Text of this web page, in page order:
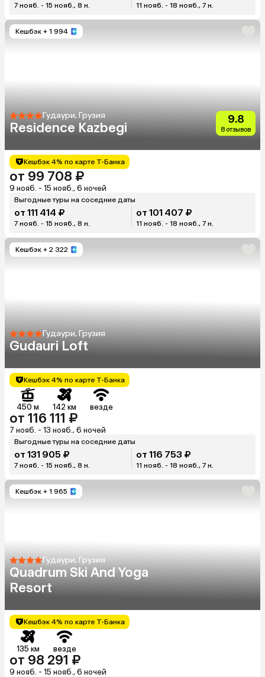
7 нояб. - 15 нояб., 8 н. 11 нояб. - 18 нояб., 7 н.
Кешбэк + 1 994
Гудаури, Грузия
Residence Kazbegi
9.8
8 отзывов
Кешбэк 4% по карте Т-Банка
от 99 708 ₽
9 нояб. - 15 нояб., 6 ночей
Выгодные туры на соседние даты
от 111 414 ₽
7 нояб. - 15 нояб., 8 н.
от 101 407 ₽
11 нояб. - 18 нояб., 7 н.
Кешбэк + 2 322
Гудаури, Грузия
Gudauri Loft
Кешбэк 4% по карте Т-Банка
450 м 142 км везде
от 116 111 ₽
7 нояб. - 13 нояб., 6 ночей
Выгодные туры на соседние даты
от 131 905 ₽
7 нояб. - 15 нояб., 8 н.
от 116 753 ₽
11 нояб. - 18 нояб., 7 н.
Кешбэк + 1 965
Гудаури, Грузия
Quadrum Ski And Yoga
Resort
Кешбэк 4% по карте Т-Банка
135 км везде
от 98 291 ₽
9 нояб. - 15 нояб., 6 ночей